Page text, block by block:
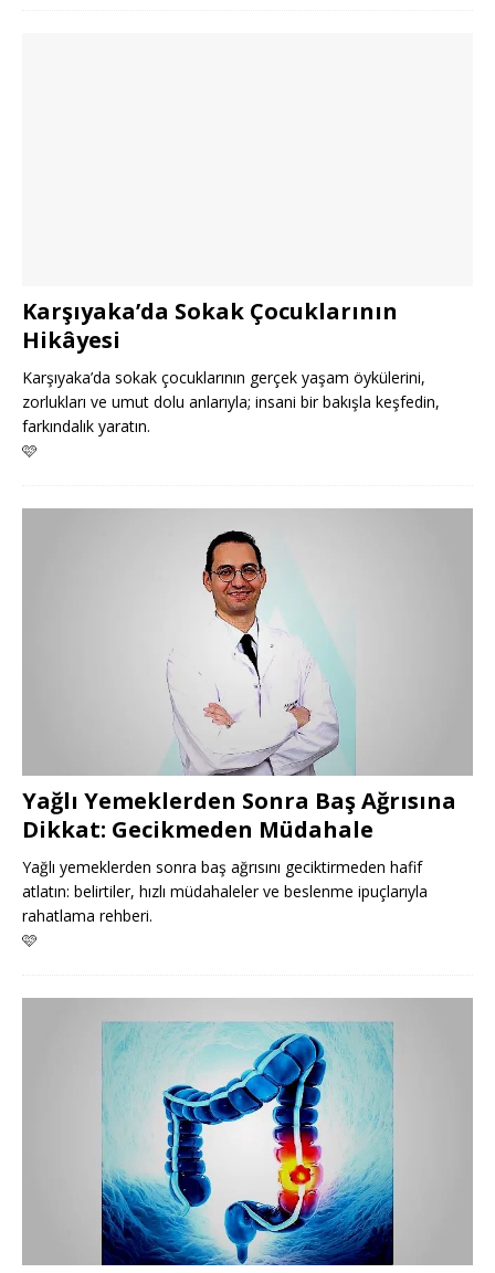
Karşıyaka’da Sokak Çocuklarının
Hikâyesi
Karşıyaka’da sokak çocuklarının gerçek yaşam öykülerini,
zorlukları ve umut dolu anlarıyla; insani bir bakışla keşfedin,
farkındalık yaratın.
🩷
Yağlı Yemeklerden Sonra Baş Ağrısına
Dikkat: Gecikmeden Müdahale
Yağlı yemeklerden sonra baş ağrısını geciktirmeden hafif
atlatın: belirtiler, hızlı müdahaleler ve beslenme ipuçlarıyla
rahatlama rehberi.
🩷